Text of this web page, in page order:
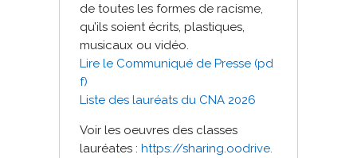
de toutes les formes de racisme,
qu’ils soient écrits, plastiques,
musicaux ou vidéo.
Lire le Communiqué de Presse (pd
f)
Liste des lauréats du CNA 2026
Voir les oeuvres des classes
lauréates : https://sharing.oodrive.